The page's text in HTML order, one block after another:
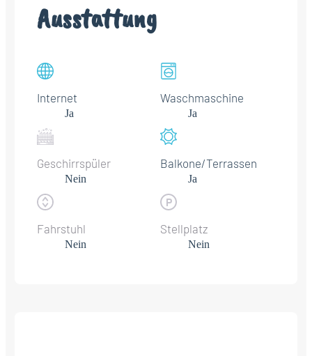
Ausstattung
Internet
Ja
Waschmaschine
Ja
Geschirrspüler
Nein
Balkone/Terrassen
Ja
Fahrstuhl
Nein
Stellplatz
Nein